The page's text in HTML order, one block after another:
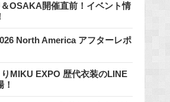
OSAKA開催直前！イベント情
North America アフターレポ
MIKU EXPO 歴代衣装のLINE